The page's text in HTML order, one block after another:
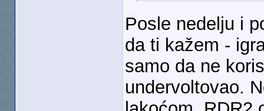
Posle nedelju i
da ti kažem -
samo da ne
undervoltovao.